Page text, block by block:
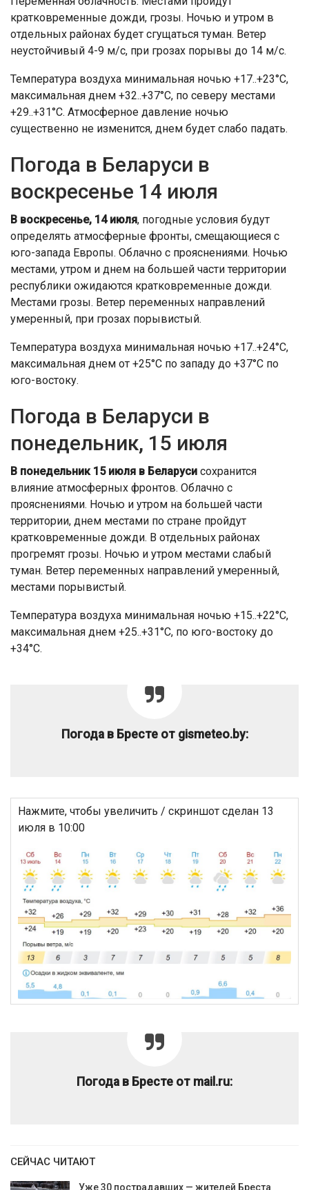
кратковременные дожди, грозы. Ночью и утром в
отдельных районах будет сгущаться туман. Ветер
неустойчивый 4-9 м/с, при грозах порывы до 14 м/с.
Температура воздуха минимальная ночью +17..+23°С,
максимальная днем +32..+37°С, по северу местами
+29..+31°С. Атмосферное давление ночью
существенно не изменится, днем будет слабо падать.
Погода в Беларуси в
воскресенье 14 июля
В воскресенье, 14 июля, погодные условия будут
определять атмосферные фронты, смещающиеся с
юго-запада Европы. Облачно с прояснениями. Ночью
местами, утром и днем на большей части территории
республики ожидаются кратковременные дожди.
Местами грозы. Ветер переменных направлений
умеренный, при грозах порывистый.
Температура воздуха минимальная ночью +17..+24°С,
максимальная днем от +25°С по западу до +37°С по
юго-востоку.
Погода в Беларуси в
понедельник, 15 июля
В понедельник 15 июля в Беларуси сохранится
влияние атмосферных фронтов. Облачно с
прояснениями. Ночью и утром на большей части
территории, днем местами по стране пройдут
кратковременные дожди. В отдельных районах
прогремят грозы. Ночью и утром местами слабый
туман. Ветер переменных направлений умеренный,
местами порывистый.
Температура воздуха минимальная ночью +15..+22°С,
максимальная днем +25..+31°С, по юго-востоку до
+34°С.
Погода в Бресте от gismeteo.by:
Нажмите, чтобы увеличить / скриншот сделан 13
июля в 10:00
Погода в Бресте от mail.ru:
СЕЙЧАС ЧИТАЮТ
Уже 30 пострадавших — жителей Бреста